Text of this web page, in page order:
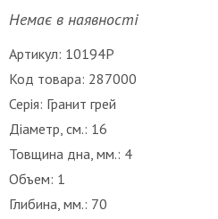
Немає в наявності
Артикул: 10194P
Код товара: 287000
Серія: Гранит грей
Діаметр, см.: 16
Товщина дна, мм.: 4
Объем: 1
Глибина, мм.: 70